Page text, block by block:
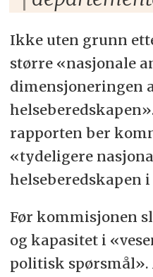
Ikke uten grunn
større «nasjonale
dimensjoneringen
rapporten ber
«tydeligere
helseberedskapen
Før kommisjonen
og kapasitet i
politisk spørsmål».